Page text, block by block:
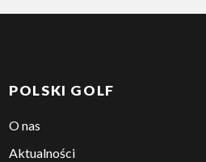
POLSKI GOLF
O nas
Aktualności